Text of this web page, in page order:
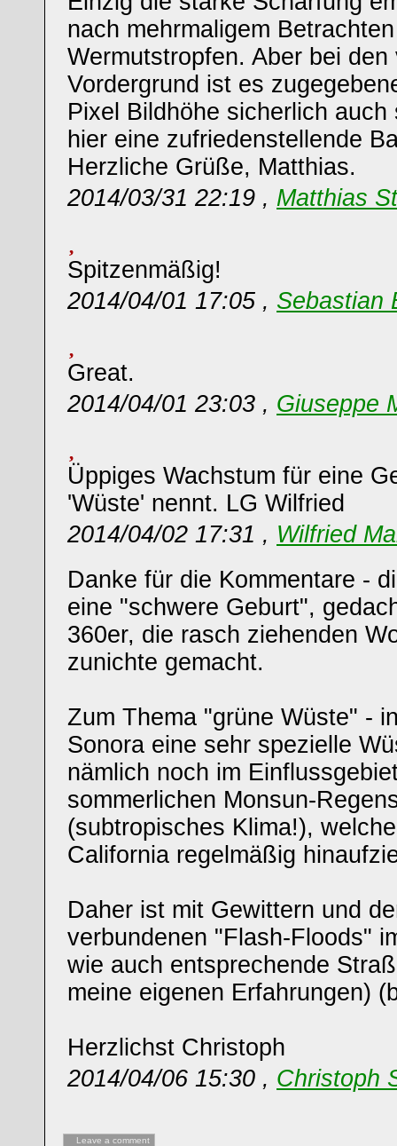
nach mehrmaligem
Wermutstropfen. Aber bei
Vordergrund ist es
Pixel Bildhöhe sicherlich auch
hier eine zufriedenstellende
Herzliche Grüße, Matthias.
2014/03/31 22:19 , Matthias
Spitzenmäßig!
2014/04/01 17:05 , Sebastian
Great.
2014/04/01 23:03 , Giuseppe
Üppiges Wachstum für eine
'Wüste' nennt. LG Wilfried
2014/04/02 17:31 , Wilfried
Danke für die Kommentare -
eine "schwere Geburt",
360er, die rasch ziehenden
zunichte gemacht.
Zum Thema "grüne Wüste" -
Sonora eine sehr spezielle
nämlich noch im
sommerlichen Monsun-
(subtropisches Klima!),
California regelmäßig
Daher ist mit Gewittern und
verbundenen "Flash-Floods"
wie auch entsprechende
meine eigenen Erfahrungen)
Herzlichst Christoph
2014/04/06 15:30 , Christoph
Leave a comment